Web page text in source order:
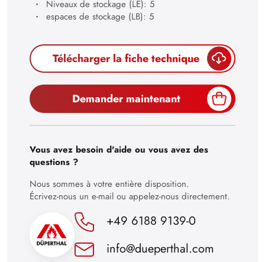
29
Niveaux de stockage (LE): 5
espaces de stockage (LB): 5
Télécharger la fiche technique
Demander maintenant
Vous avez besoin d'aide ou vous avez des
questions ?
Nous sommes à votre entière disposition.
Écrivez-nous un e-mail ou appelez-nous directement.
+49 6188 9139-0
info@dueperthal.com